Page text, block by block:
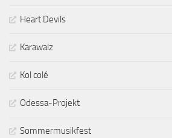
Heart Devils
Karawalz
Kol colé
Odessa-Projekt
Sommermusikfest